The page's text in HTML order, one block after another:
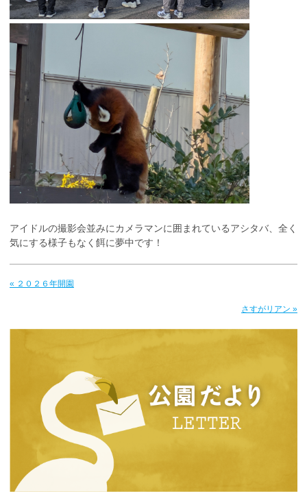
アイドルの撮影会並みにカメラマンに囲まれているアシタバ、全く
気にする様子もなく餌に夢中です！
« ２０２６年開園
さすがリアン »